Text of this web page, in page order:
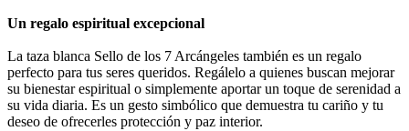
Un regalo espiritual excepcional
La taza blanca Sello de los 7 Arcángeles también es un regalo
perfecto para tus seres queridos. Regálelo a quienes buscan mejorar
su bienestar espiritual o simplemente aportar un toque de serenidad a
su vida diaria. Es un gesto simbólico que demuestra tu cariño y tu
deseo de ofrecerles protección y paz interior.